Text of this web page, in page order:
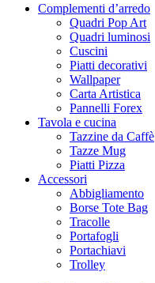
Complementi d’arredo
Quadri Pop Art
Quadri luminosi
Cuscini
Piatti decorativi
Wallpaper
Carta Artistica
Pannelli Forex
Tavola e cucina
Tazzine da Caffè
Tazze Mug
Piatti Pizza
Accessori
Abbigliamento
Borse Tote Bag
Tracolle
Portafogli
Portachiavi
Trolley